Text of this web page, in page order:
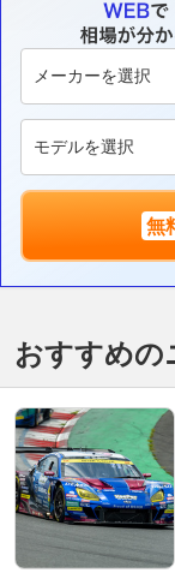
おすすめの